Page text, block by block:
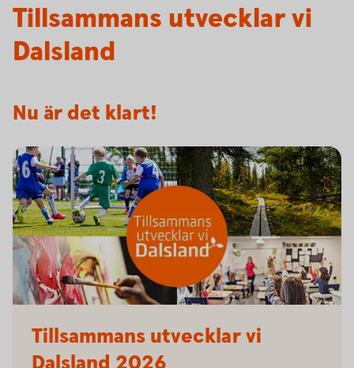
Tillsammans utvecklar vi
Dalsland
Nu är det klart!
Tillsammans utvecklar vi